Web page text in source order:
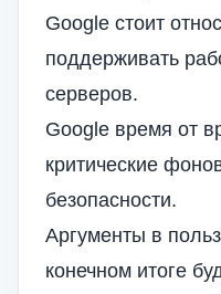
Google стоит
поддерживать
серверов.
Google время от
критические
безопасности.
Аргументы в
конечном итоге